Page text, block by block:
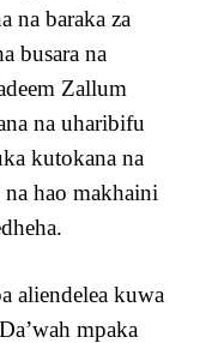
na baraka za
busara na
Zallum
na uharibifu
kutokana na
hao makhaini
aliendelea kuwa
mpaka